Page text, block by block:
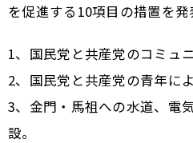
を促進する10項目の措置を発
1、国民党と共産党のコミュ
2、国民党と共産党の青年に
3、金門・馬祖への水道、電
設。